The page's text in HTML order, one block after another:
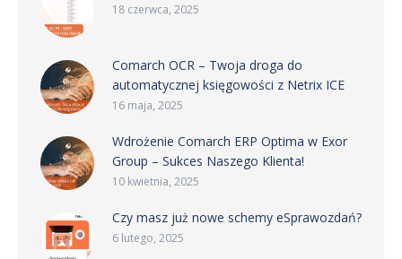
18 czerwca, 2025
Comarch OCR – Twoja droga do
automatycznej księgowości z Netrix ICE
16 maja, 2025
Wdrożenie Comarch ERP Optima w Exor
Group – Sukces Naszego Klienta!
10 kwietnia, 2025
Czy masz już nowe schemy eSprawozdań?
6 lutego, 2025